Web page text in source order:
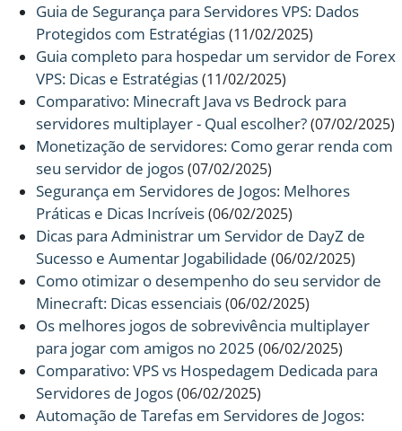
Guia de Segurança para Servidores VPS: Dados
Protegidos com Estratégias(11/02/2025)
Guia completo para hospedar um servidor de Forex
VPS: Dicas e Estratégias(11/02/2025)
Comparativo: Minecraft Java vs Bedrock para
servidores multiplayer - Qual escolher?(07/02/2025)
Monetização de servidores: Como gerar renda com
seu servidor de jogos(07/02/2025)
Segurança em Servidores de Jogos: Melhores
Práticas e Dicas Incríveis(06/02/2025)
Dicas para Administrar um Servidor de DayZ de
Sucesso e Aumentar Jogabilidade (06/02/2025)
Como otimizar o desempenho do seu servidor de
Minecraft: Dicas essenciais(06/02/2025)
Os melhores jogos de sobrevivência multiplayer
para jogar com amigos no 2025 (06/02/2025)
Comparativo: VPS vs Hospedagem Dedicada para
Servidores de Jogos(06/02/2025)
Automação de Tarefas em Servidores de Jogos: